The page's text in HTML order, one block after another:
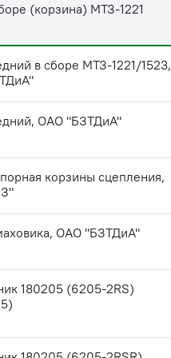
(корзина) МТЗ-1221
в сборе МТЗ-1221/1523,
ОАО "БЗТДиА"
корзины сцепления,
ОАО "БЗТДиА"
180205 (6205-2RS)